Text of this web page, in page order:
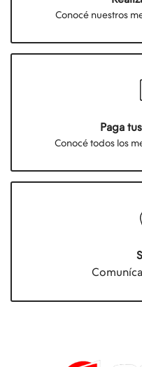
Conocé nuestros
Paga
Conocé todos los